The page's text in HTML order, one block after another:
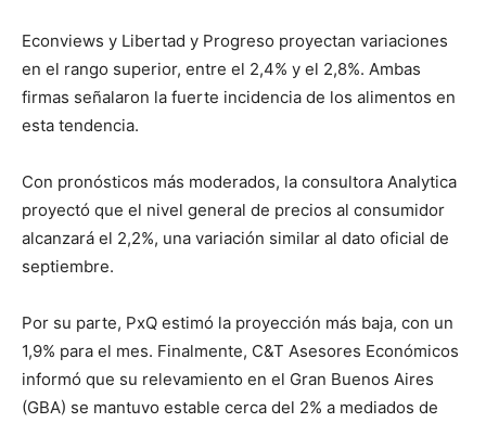
Econviews y Libertad y Progreso proyectan variaciones
en el rango superior, entre el 2,4% y el 2,8%. Ambas
firmas señalaron la fuerte incidencia de los alimentos en
esta tendencia.
Con pronósticos más moderados, la consultora Analytica
proyectó que el nivel general de precios al consumidor
alcanzará el 2,2%, una variación similar al dato oficial de
septiembre.
Por su parte, PxQ estimó la proyección más baja, con un
1,9% para el mes. Finalmente, C&T Asesores Económicos
informó que su relevamiento en el Gran Buenos Aires
(GBA) se mantuvo estable cerca del 2% a mediados de